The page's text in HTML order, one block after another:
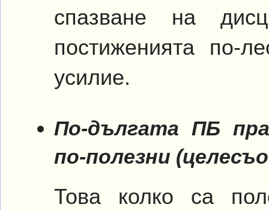
спазване на
постиженията по-
усилие.
По-дългата ПБ
по-полезни
Това колко са